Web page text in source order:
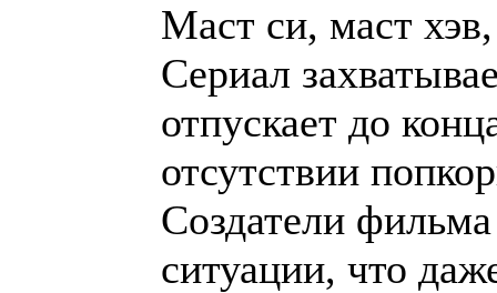
Маст си, маст
Сериал
отпускает до
отсутствии
Создатели фильма
ситуации, что